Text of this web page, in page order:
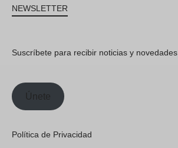
NEWSLETTER
Suscríbete para recibir noticias y novedades
Únete
Política de Privacidad